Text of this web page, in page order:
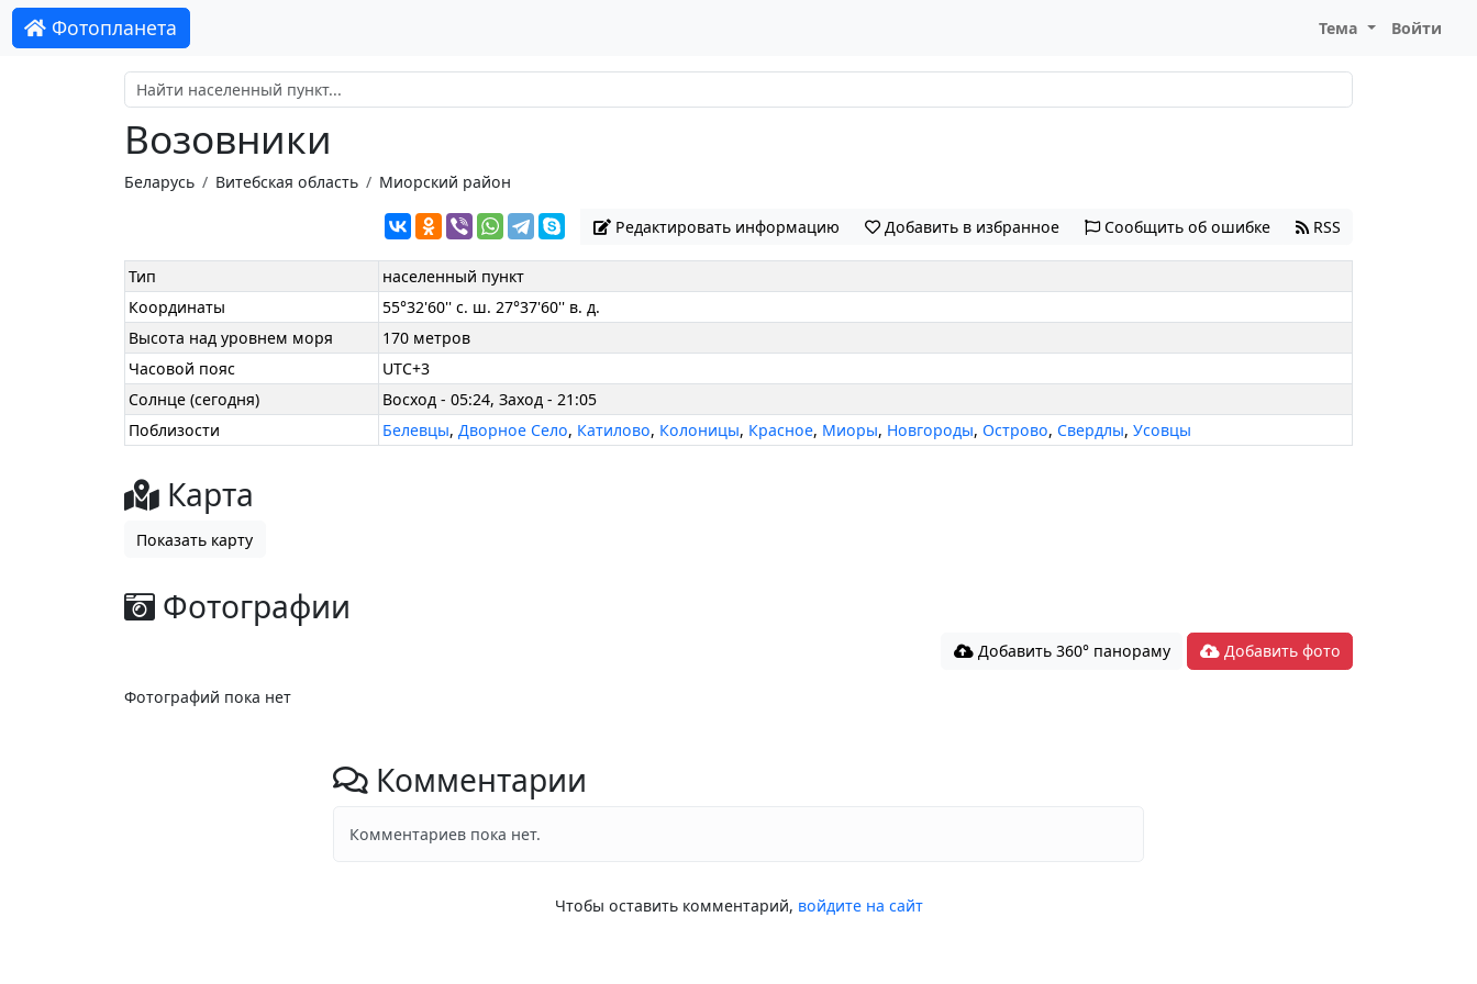
Фотопланета Тема Войти
Возовники
Беларусь Витебская область Миорский район
Редактировать информацию Добавить в избранное Сообщить об ошибке RSS
Тип
населенный пункт
Координаты
55°32'60'' с. ш. 27°37'60'' в. д.
Высота над уровнем моря
170 метров
Часовой пояс
UTC+3
Солнце (сегодня)
Восход - 05:24, Заход - 21:05
Поблизости
Белевцы,Дворное Село, Катилово, Колоницы, Красное, Миоры, Новгороды,Острово, Свердлы,Усовцы
Карта
Показать карту
Фотографии
Добавить 360° панораму Добавить фото
Фотографий пока нет
Комментарии
Комментариев пока нет.
Чтобы оставить комментарий, войдите на сайт